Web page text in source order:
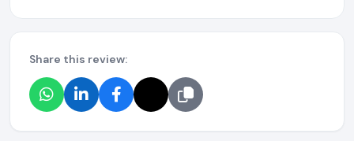
Share this review: